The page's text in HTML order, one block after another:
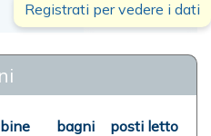
Registrati per vedere i dati
bagni posti letto